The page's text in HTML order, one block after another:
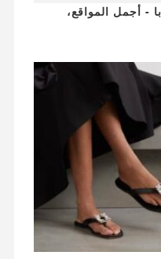
- أجمل المواقع،